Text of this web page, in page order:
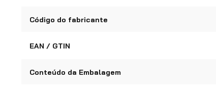
Código do fabricante
EAN / GTIN
Conteúdo da Embalagem